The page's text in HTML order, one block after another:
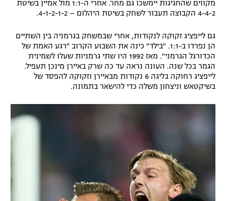
מקווים שהחגיגות יימשכו גם מחר. אחרי ה-1:1 מול אמיין בשיטת
4-4-2 הקבוצה תעבור לשחק בשיטת היהלום – 4-1-2-1-2.
גם לייפציג זקוקה לנקודות, אחרי שבמשחק בגרמניה בין השתיים
הן נפרדו ב-1:1. "בילד" כינה את השבוע הקרוב "רגע האמת של
הכדורגל הגרמני". מאז 1992 היו שתי גרמניות שעלו לשמינית
הגמר בכל שנה. העונה נראה עד כה שרק באיירן מינכן תעפיל.
לייפציג רחוקה בליגה 6 נקודות מבאיירן וזקוקה להפסד של
בשיקטאש וניצחון משלה כדי להישאר בתמונה.